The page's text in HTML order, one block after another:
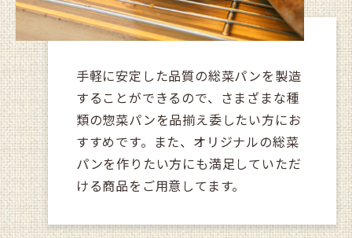
手軽に安定した品質の総菜パンを製造
することができるので、さまざまな種
類の惣菜パンを品揃え委したい方にお
すすめです。また、オリジナルの総菜
パンを作りたい方にも満足していただ
ける商品をご用意してます。